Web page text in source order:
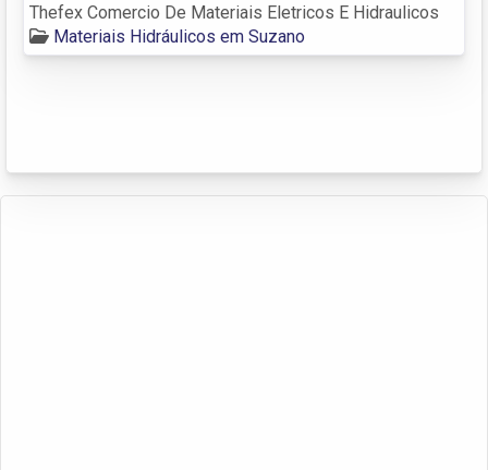
Thefex Comercio De Materiais Eletricos E Hidraulicos
Materiais Hidráulicos em Suzano